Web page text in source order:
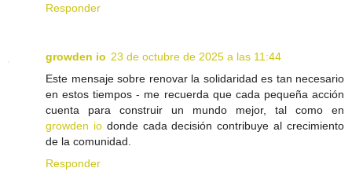
Responder
growden io 23 de octubre de 2025 a las 11:44
Este mensaje sobre renovar la solidaridad es tan necesario
en estos tiempos - me recuerda que cada pequeña acción
cuenta para construir un mundo mejor, tal como en
growden iodonde cada decisión contribuye al crecimiento
de la comunidad.
Responder